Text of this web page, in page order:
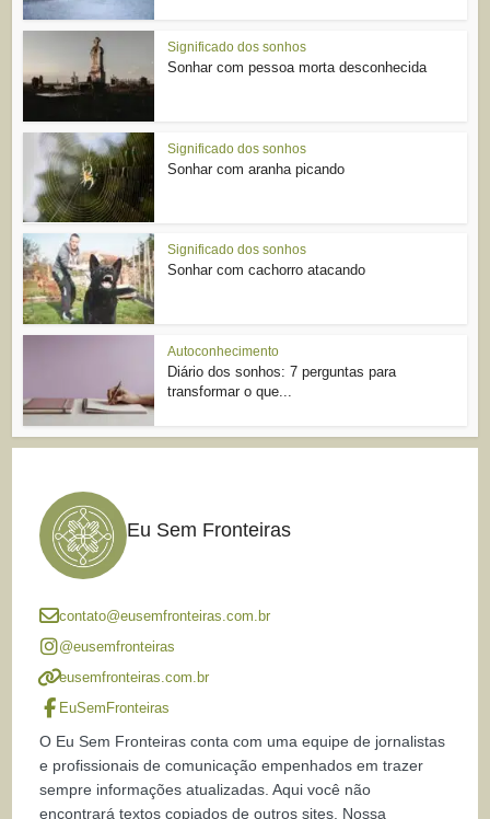
Significado dos sonhos
Sonhar com pessoa morta desconhecida
Significado dos sonhos
Sonhar com aranha picando
Significado dos sonhos
Sonhar com cachorro atacando
Autoconhecimento
Diário dos sonhos: 7 perguntas para
transformar o que...
Eu Sem Fronteiras
contato@eusemfronteiras.com.br
@eusemfronteiras
eusemfronteiras.com.br
EuSemFronteiras
O Eu Sem Fronteiras conta com uma equipe de jornalistas
e profissionais de comunicação empenhados em trazer
sempre informações atualizadas. Aqui você não
encontrará textos copiados de outros sites. Nossa